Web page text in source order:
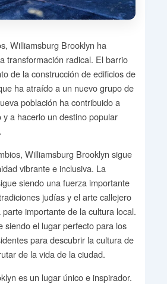
Williamsburg Brooklyn ha
transformación radical. El barrio
de la construcción de edificios de
ha atraído a un nuevo grupo de
población ha contribuido a
y a hacerlo un destino popular
Williamsburg Brooklyn sigue
vibrante e inclusiva. La
siendo una fuerza importante
judías y el arte callejero
importante de la cultura local.
siendo el lugar perfecto para los
para descubrir la cultura de
de la vida de la ciudad.
es un lugar único e inspirador.